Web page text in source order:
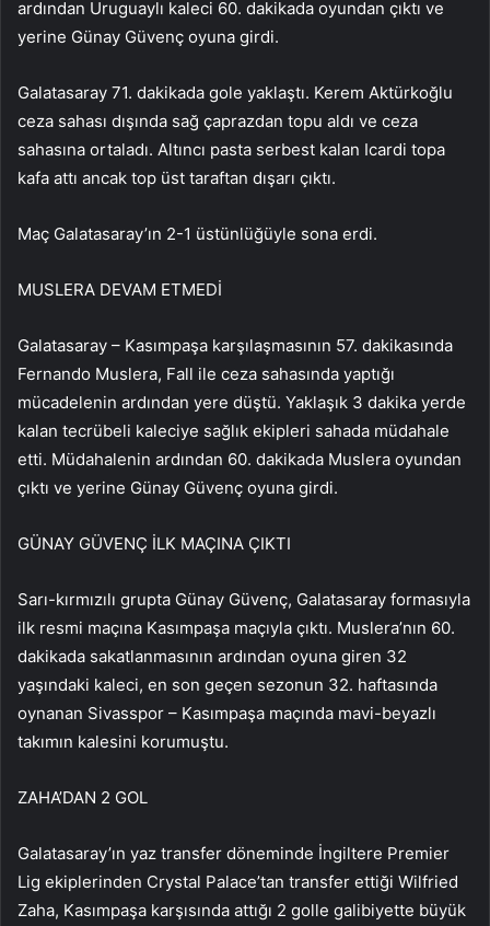
ardından Uruguaylı kaleci 60. dakikada oyundan çıktı ve
yerine Günay Güvenç oyuna girdi.
Galatasaray 71. dakikada gole yaklaştı. Kerem Aktürkoğlu
ceza sahası dışında sağ çaprazdan topu aldı ve ceza
sahasına ortaladı. Altıncı pasta serbest kalan Icardi topa
kafa attı ancak top üst taraftan dışarı çıktı.
Maç Galatasaray’ın 2-1 üstünlüğüyle sona erdi.
MUSLERA DEVAM ETMEDİ
Galatasaray – Kasımpaşa karşılaşmasının 57. dakikasında
Fernando Muslera, Fall ile ceza sahasında yaptığı
mücadelenin ardından yere düştü. Yaklaşık 3 dakika yerde
kalan tecrübeli kaleciye sağlık ekipleri sahada müdahale
etti. Müdahalenin ardından 60. dakikada Muslera oyundan
çıktı ve yerine Günay Güvenç oyuna girdi.
GÜNAY GÜVENÇ İLK MAÇINA ÇIKTI
Sarı-kırmızılı grupta Günay Güvenç, Galatasaray formasıyla
ilk resmi maçına Kasımpaşa maçıyla çıktı. Muslera’nın 60.
dakikada sakatlanmasının ardından oyuna giren 32
yaşındaki kaleci, en son geçen sezonun 32. haftasında
oynanan Sivasspor – Kasımpaşa maçında mavi-beyazlı
takımın kalesini korumuştu.
ZAHA’DAN 2 GOL
Galatasaray’ın yaz transfer döneminde İngiltere Premier
Lig ekiplerinden Crystal Palace’tan transfer ettiği Wilfried
Zaha, Kasımpaşa karşısında attığı 2 golle galibiyette büyük